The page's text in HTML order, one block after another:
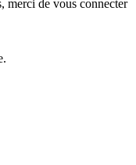
merci de vous connecter